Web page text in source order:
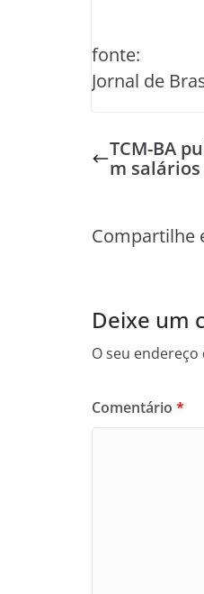
fonte:
Jornal de
TCM-BA
m salários
Compartilhe
Deixe um
O seu
Comentário *